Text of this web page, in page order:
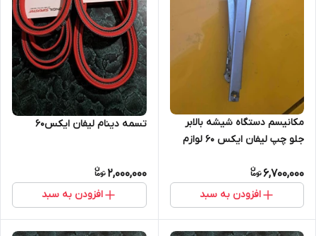
مکانیسم دستگاه شیشه بالابر
جلو چپ لیفان ایکس ۶۰ لوازم
6,700,000
افزودن به سبد
تسمه دینام لیفان ایکس۶۰
2,000,000
افزودن به سبد